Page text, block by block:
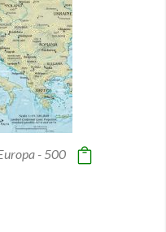
- 500